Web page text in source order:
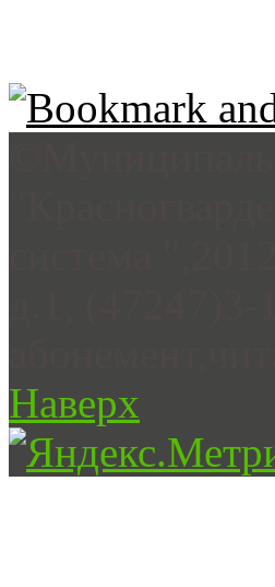
Наверх